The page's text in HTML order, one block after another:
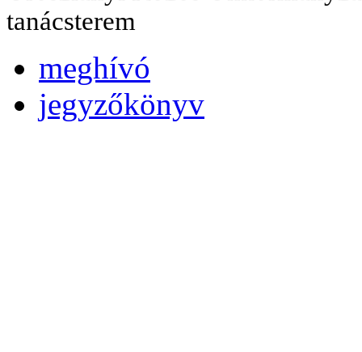
tanácsterem
meghívó
jegyzőkönyv